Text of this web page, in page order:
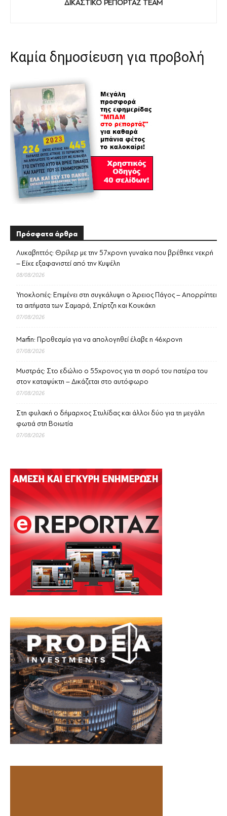
ΔΙΚΑΣΤΙΚΟ ΡΕΠΟΡΤΑΖ TEAM
Καμία δημοσίευση για προβολή
Πρόσφατα άρθρα
Λυκαβηττός: Θρίλερ με την 57χρονη γυναίκα που βρέθηκε νεκρή
– Είχε εξαφανιστεί από την Κυψέλη
08/08/2026
Υποκλοπές: Επιμένει στη συγκάλυψη ο Άρειος Πάγος – Απορρίπτει
τα αιτήματα των Σαμαρά, Σπίρτζη και Κουκάκη
07/08/2026
Marfin: Προθεσμία για να απολογηθεί έλαβε η 46χρονη
07/08/2026
Μυστράς: Στο εδώλιο ο 55χρονος για τη σορό του πατέρα του
στον καταψύκτη – Δικάζεται στο αυτόφωρο
07/08/2026
Στη φυλακή ο δήμαρχος Στυλίδας και άλλοι δύο για τη μεγάλη
φωτιά στη Βοιωτία
07/08/2026